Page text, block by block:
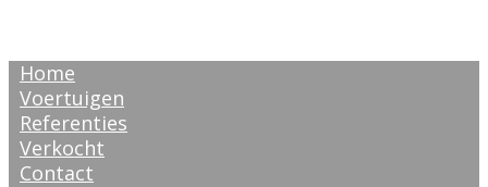
Home
Voertuigen
Referenties
Verkocht
Contact